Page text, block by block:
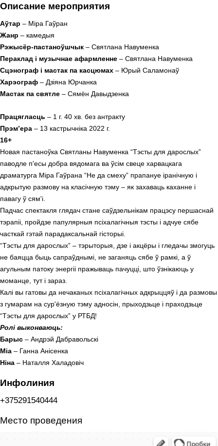
Описание мероприятия
Аўтар – Міра Гаўран
Жанр – камедыя
Рэжысёр-пастаноўшчык – Святлана Навуменка
Пераклад і музычнае афармленне – Святлана Навуменка
Сцэнограф і мастак па касцюмах – Юрый Саламонаў
Харэограф – Дзіяна Юрчанка
Мастак па святле – Сямён Давыдзенка
Працягласць – 1 г. 40 хв. без антракту
Прэм’ера – 13 кастрычніка 2022 г.
16+
Новая пастаноўка Святланы Навуменка “Тэсты для дарослых”
паводле п'есы добра вядомага ва ўсім свеце харвацкага
драматурга Міра Гаўрана “Не да смеху” прапануе іранічную і
адкрытую размову на класічную тэму – як захаваць каханне і
павагу ў сям'і.
Падчас спектакля глядач стане саўдзельнікам працэсу першаснай
тэрапіі, пройдзе папулярныя псіхалагічныя тэсты і адчуе сябе
часткай гэтай парадаксальнай гісторыі.
“Тэсты для дарослых” – тэрыторыя, дзе і акцёры і гледачы змогуць
не баяцца быць сапраўднымі, не заганяць сябе ў рамкі, а ў
агульным патоку энергіі пражываць пачуцці, што ўзнікаюць у
моманце, тут і зараз.
Калі вы гатовы да нечаканых псіхалагічных адкрыццяў і да размовы
з гумарам на сур'ёзную тэму адносін, прыходзьце і праходзьце
“Тэсты для дарослых” у РТБД!
Ролі выконваюць:
Барыс – Андрэй Дабравольскі
Міа – Ганна Анісенка
Ніна – Наталля Халадовіч
Инфолиния
+375291540444
Место проведения